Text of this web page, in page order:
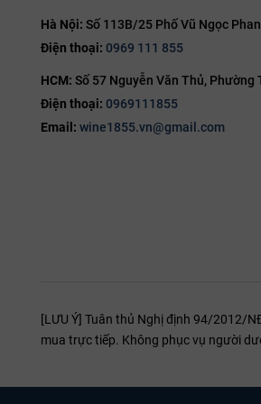
Hà Nội: Số 113B/25 Phố Vũ Ngọc
Điện thoại: 0969 111 855
HCM: Số 57 Nguyễn Văn Thủ, Phường
Điện thoại: 0969111855
Email: wine1855.vn@gmail.com
[LƯU Ý] Tuân thủ Nghị định 94/2012/
mua trực tiếp. Không phục vụ người